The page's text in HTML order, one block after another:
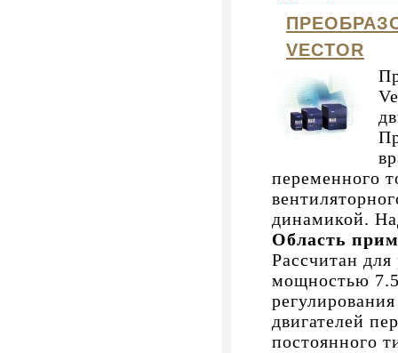
VECTOR
переменного
динамикой.
Область
Рассчитан
мощностью
двигателей
постоянного